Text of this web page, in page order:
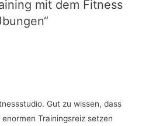
mit dem Fitness
Gut zu wissen, dass
Trainingsreiz setzen